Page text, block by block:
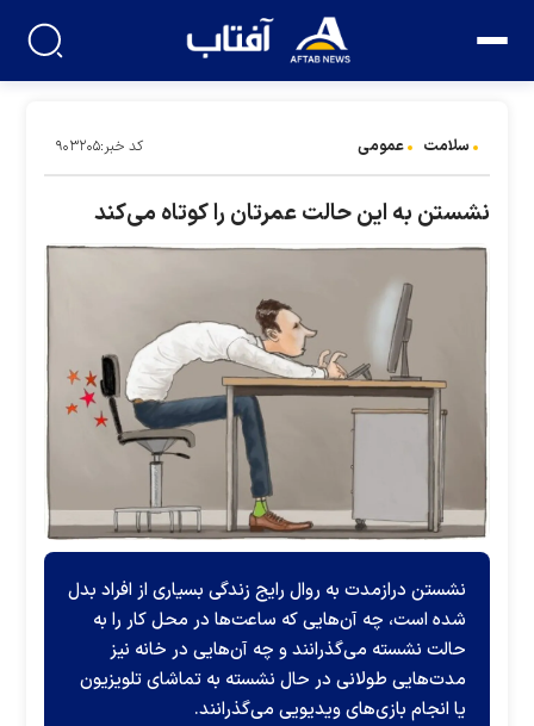
سلامت عمومی کد خبر:۹۰۳۲۰۵
نشستن به این حالت عمرتان را کوتاه می‌کند
نشستن درازمدت به روال رایج زندگی بسیاری از افراد بدل
شده است، چه آن‌هایی که ساعت‌ها در محل کار را به
حالت نشسته می‌گذرانند و چه آن‌هایی در خانه نیز
مدت‌هایی طولانی در حال نشسته به تماشای تلویزیون
یا انجام بازی‌های ویدیویی می‌گذرانند.